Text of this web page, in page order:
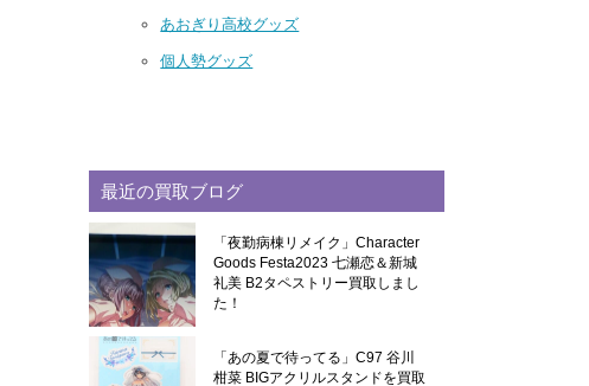
あおぎり高校グッズ
個人勢グッズ
最近の買取ブログ
「夜勤病棟リメイク」Character
Goods Festa2023 七瀬恋＆新城
礼美 B2タペストリー買取しまし
た！
「あの夏で待ってる」C97 谷川
柑菜 BIGアクリルスタンドを買取